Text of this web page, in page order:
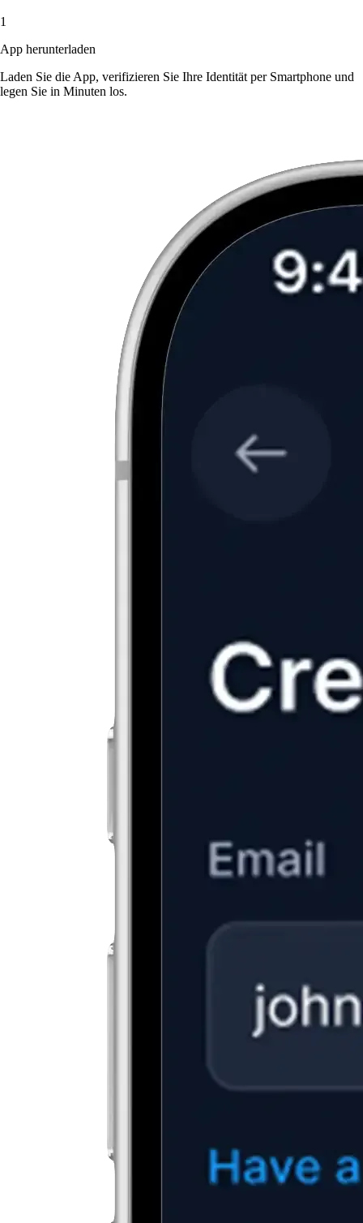
1
App herunterladen
Laden Sie die App, verifizieren Sie Ihre Identität per Smartphone und
legen Sie in Minuten los.